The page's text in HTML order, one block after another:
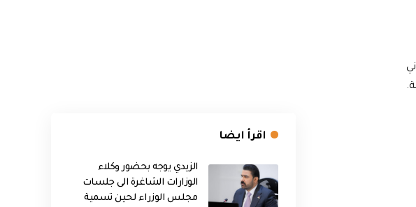
اقرأ ايضا
الزيدي يوجه بحضور وكلاء
الوزارات الشاغرة الى جلسات
مجلس الوزراء لحين تسمية